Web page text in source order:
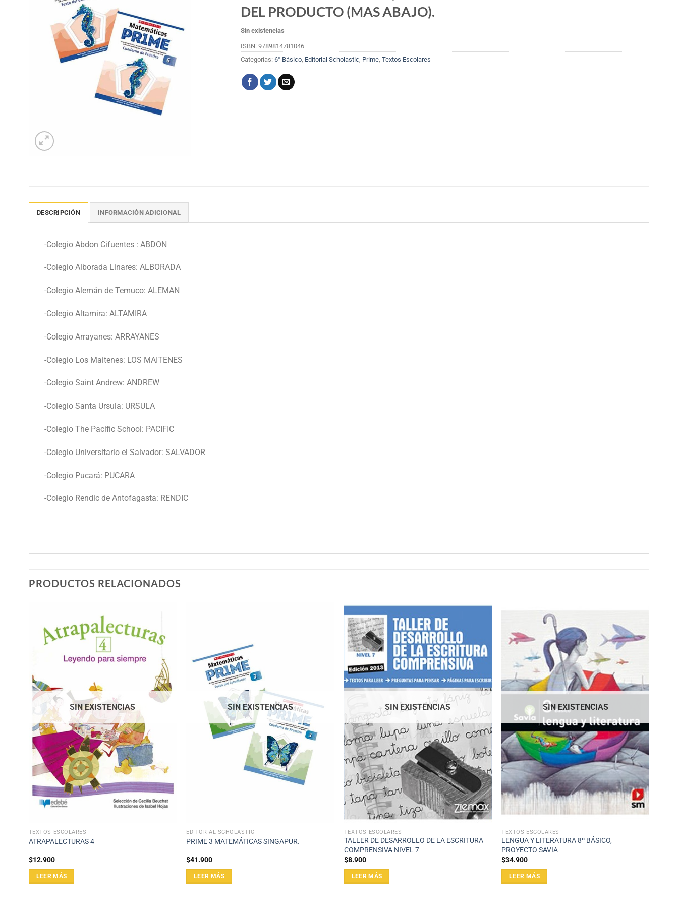
DEL PRODUCTO (MAS ABAJO).
Sin existencias
ISBN: 9789814781046
Categorías: 6° Básico, Editorial Scholastic, Prime, Textos Escolares
DESCRIPCIÓN INFORMACIÓN ADICIONAL
-Colegio Abdon Cifuentes : ABDON
-Colegio Alborada Linares: ALBORADA
-Colegio Alemán de Temuco: ALEMAN
-Colegio Altamira: ALTAMIRA
-Colegio Arrayanes: ARRAYANES
-Colegio Los Maitenes: LOS MAITENES
-Colegio Saint Andrew: ANDREW
-Colegio Santa Ursula: URSULA
-Colegio The Pacific School: PACIFIC
-Colegio Universitario el Salvador: SALVADOR
-Colegio Pucará: PUCARA
-Colegio Rendic de Antofagasta: RENDIC
PRODUCTOS RELACIONADOS
SIN EXISTENCIAS
TEXTOS ESCOLARES
ATRAPALECTURAS 4
$12.900
LEER MÁS
SIN EXISTENCIAS
EDITORIAL SCHOLASTIC
PRIME 3 MATEMÁTICAS SINGAPUR.
$41.900
LEER MÁS
SIN EXISTENCIAS
TEXTOS ESCOLARES
TALLER DE DESARROLLO DE LA ESCRITURA
COMPRENSIVA NIVEL 7
$8.900
LEER MÁS
SIN EXISTENCIAS
TEXTOS ESCOLARES
LENGUA Y LITERATURA 8º BÁSICO,
PROYECTO SAVIA
$34.900
LEER MÁS